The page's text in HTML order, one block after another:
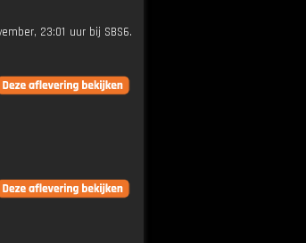
23:01 uur bij SBS6.